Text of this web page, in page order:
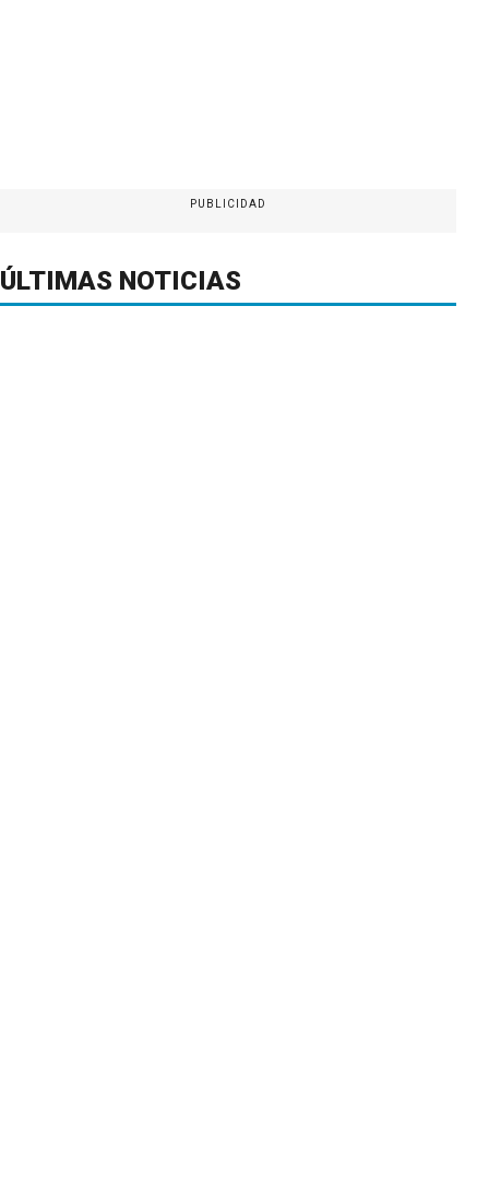
PUBLICIDAD
ÚLTIMAS NOTICIAS